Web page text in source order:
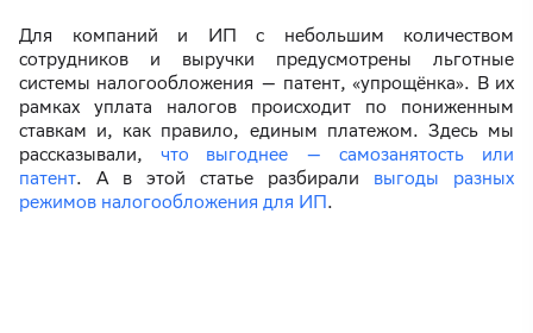
Для компаний и ИП с небольшим количеством
сотрудников и выручки предусмотрены льготные
системы налогообложения — патент, «упрощёнка». В их
рамках уплата налогов происходит по пониженным
ставкам и, как правило, единым платежом. Здесь мы
рассказывали, что выгоднее — самозанятость или
патент. А в этой статье разбирали выгоды разных
режимов налогообложения для ИП.